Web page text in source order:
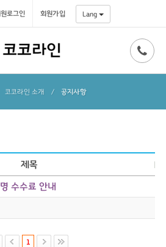
로그인 회원가입 Lang
코코라인 소개 / 공지사항
제목
수수료 안내
1